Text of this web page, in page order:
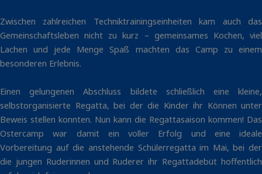
Zwischen zahlreichen Techniktrainingseinheiten kam auch das
Gemeinschaftsleben nicht zu kurz – gemeinsames Kochen, viel
Lachen und jede Menge Spaß machten das Camp zu einem
besonderen Erlebnis.
Einen gelungenen Abschluss bildete schließlich eine kleine,
selbstorganisierte Regatta, bei der die Kinder ihr Können unter
Beweis stellen konnten. Nun kann die Regattasaison kommen! Das
Ostercamp war damit ein voller Erfolg und eine ideale
Vorbereitung auf die anstehende Schülerregatta im Mai, bei der
die jungen Ruderinnen und Ruderer ihr Regattadebüt hoffentlich